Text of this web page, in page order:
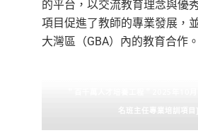
的平台，以交流教育理念與優
項目促進了教師的專業發展，
大灣區（GBA）內的教育合作。
名班主任專業培訓項目]